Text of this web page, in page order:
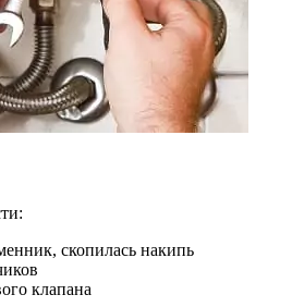
скопилась накипь
клапана